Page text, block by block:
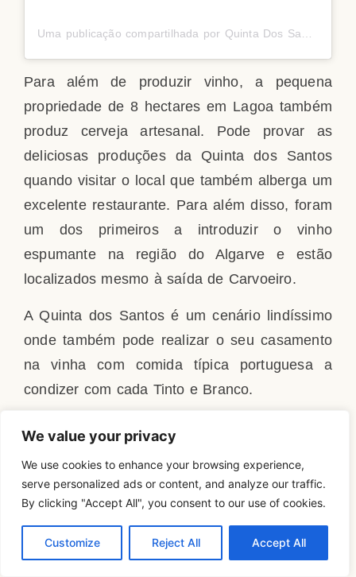
We value your privacy
We use cookies to enhance your browsing experience,
serve personalized ads or content, and analyze our traffic.
By clicking "Accept All", you consent to our use of cookies.
Customize Reject All Accept All
Para além de produzir vinho, a pequena
propriedade de 8 hectares em Lagoa também
produz cerveja artesanal. Pode provar as
deliciosas produções da Quinta dos Santos
quando visitar o local que também alberga um
excelente restaurante. Para além disso, foram
um dos primeiros a introduzir o vinho
espumante na região do Algarve e estão
localizados mesmo à saída de Carvoeiro.
A Quinta dos Santos é um cenário lindíssimo
onde também pode realizar o seu casamento
na vinha com comida típica portuguesa a
condizer com cada Tinto e Branco.
Localização: Lagoa (centro-oeste
algarvio);
Vinhos: Branco e Tinto;
Criação: 2016;
Dimensão: 8 hectares (3 de vinha);